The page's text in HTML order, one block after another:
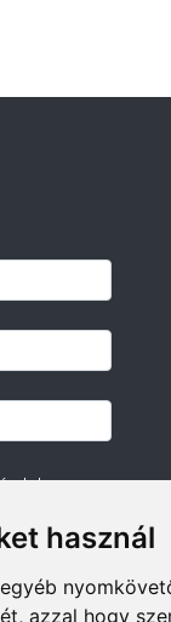
használ
azzal hogy